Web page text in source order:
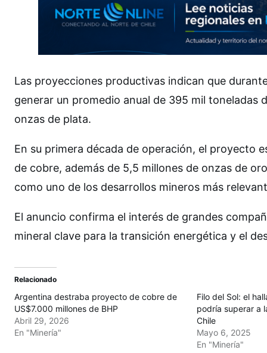
Las proyecciones productivas indican que
generar un promedio anual de 395 mil toneladas
onzas de plata.
En su primera década de operación, el proyecto
de cobre, además de 5,5 millones de onzas de
como uno de los desarrollos mineros más
El anuncio confirma el interés de grandes
mineral clave para la transición energética y el
Relacionado
Argentina destraba proyecto de cobre de
US$7.000 millones de BHP
Abril 29, 2026
En "Minería"
Filo del Sol: el
podría superar a
Chile
Mayo 6, 2025
En "Minería"